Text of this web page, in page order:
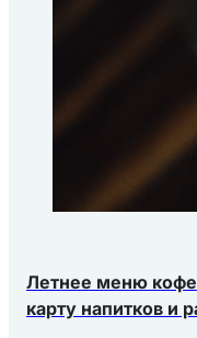
Летнее меню
карту напитков и